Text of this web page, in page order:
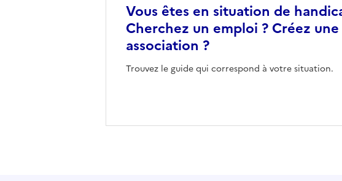
Vous êtes en situation de
Cherchez un emploi ? Créez une
association ?
Trouvez le guide qui correspond à votre situation.